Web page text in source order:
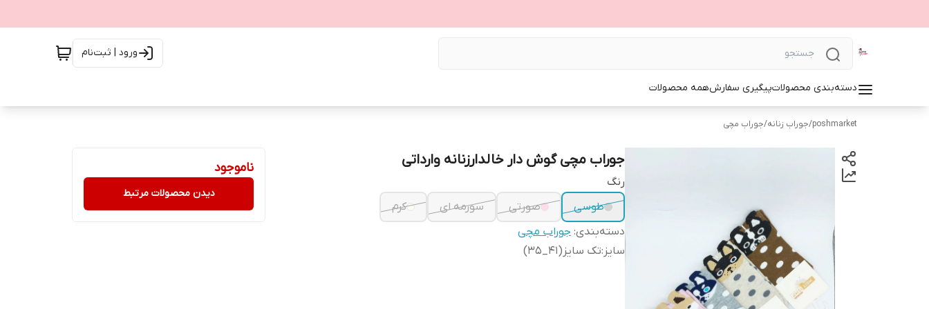
ورود | ثبت‌نام
دسته‌بندی محصولاتپیگیری سفارشهمه محصولات
poshmarket
/جوراب زنانه/جوراب مچی
جوراب مچی گوش دار خالدارزنانه وارداتی
رنگ
طوسی
صورتی سورمه ای
کرم
دسته‌بندی: جوراب مچی
سایز :تک سایز(41_35)
ناموجود
دیدن محصولات مرتبط